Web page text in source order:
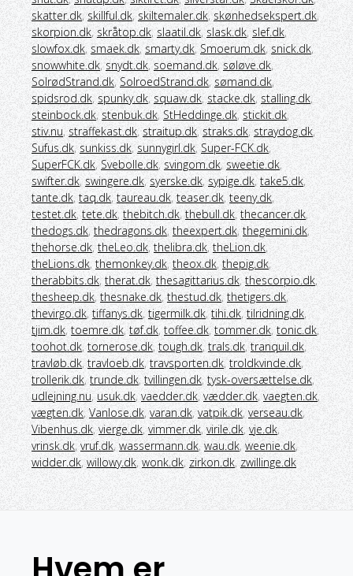
skatter.dk, skillful.dk, skiltemaler.dk, skønhedsekspert.dk,
skorpion.dk, skråtop.dk, slaatil.dk, slask.dk, slef.dk,
slowfox.dk, smaek.dk, smarty.dk, Smoerum.dk, snick.dk,
snowwhite.dk, snydt.dk, soemand.dk, søløve.dk,
SolrødStrand.dk, SolroedStrand.dk, sømand.dk,
spidsrod.dk, spunky.dk, squaw.dk, stacke.dk, stalling.dk,
steinbock.dk, stenbuk.dk, StHeddinge.dk, stickit.dk,
stiv.nu, straffekast.dk, straitup.dk, straks.dk, straydog.dk,
Sufus.dk, sunkiss.dk, sunnygirl.dk, Super-FCK.dk,
SuperFCK.dk, Svebolle.dk, svingom.dk, sweetie.dk,
swifter.dk, swingere.dk, syerske.dk, sypige.dk, take5.dk,
tante.dk, taq.dk, taureau.dk, teaser.dk, teeny.dk,
testet.dk, tete.dk, thebitch.dk, thebull.dk, thecancer.dk,
thedogs.dk, thedragons.dk, theexpert.dk, thegemini.dk,
thehorse.dk, theLeo.dk, thelibra.dk, theLion.dk,
theLions.dk, themonkey.dk, theox.dk, thepig.dk,
therabbits.dk, therat.dk, thesagittarius.dk, thescorpio.dk,
thesheep.dk, thesnake.dk, thestud.dk, thetigers.dk,
thevirgo.dk, tiffanys.dk, tigermilk.dk, tihi.dk, tilridning.dk,
tjim.dk, toemre.dk, tøf.dk, toffee.dk, tommer.dk, tonic.dk,
toohot.dk, tornerose.dk, tough.dk, trals.dk, tranquil.dk,
travløb.dk, travloeb.dk, travsporten.dk, troldkvinde.dk,
trollerik.dk, trunde.dk, tvillingen.dk, tysk-oversættelse.dk,
udlejning.nu, usuk.dk, vaedder.dk, vædder.dk, vaegten.dk,
vægten.dk, Vanlose.dk, varan.dk, vatpik.dk, verseau.dk,
Vibenhus.dk, vierge.dk, vimmer.dk, virile.dk, vje.dk,
vrinsk.dk, vruf.dk, wassermann.dk, wau.dk, weenie.dk,
widder.dk, willowy.dk, wonk.dk, zirkon.dk, zwillinge.dk